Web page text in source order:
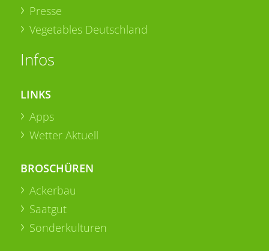
Presse
Vegetables Deutschland
Infos
LINKS
Apps
Wetter Aktuell
BROSCHÜREN
Ackerbau
Saatgut
Sonderkulturen